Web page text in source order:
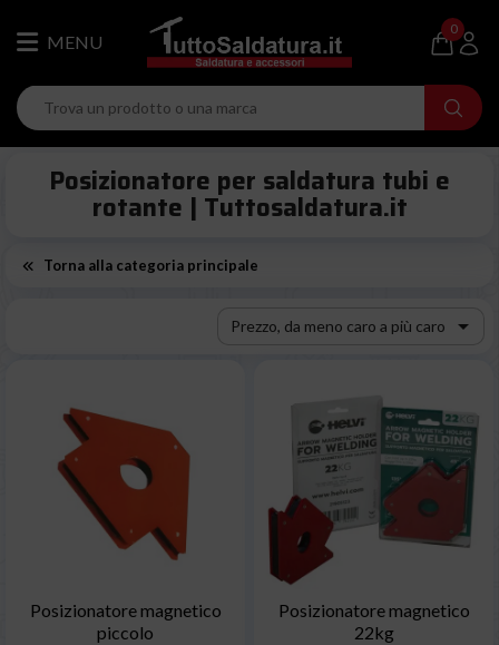
0
Posizionatore per saldatura tubi e
rotante | Tuttosaldatura.it
Torna alla categoria principale
Prezzo, da meno caro a più caro 
Posizionatore magnetico
piccolo
Posizionatore magnetico
22kg